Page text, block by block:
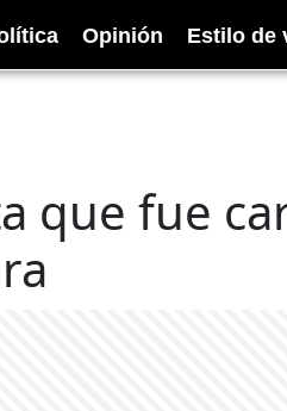
Opinión Estilo de
que fue